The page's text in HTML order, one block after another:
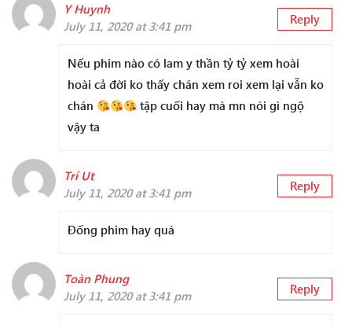
Y Huynh
July 11, 2020 at 3:41 pm
Reply
Nếu phim nào có lam y thần tỷ tỷ xem hoài
hoài cả đời ko thấy chán xem roi xem lại vẫn ko
chán
tập cuối hay mà mn nói gì ngộ
vậy ta
Trí Ut
July 11, 2020 at 3:41 pm
Reply
Đống phim hay quá
Toàn Phung
July 11, 2020 at 3:41 pm
Reply